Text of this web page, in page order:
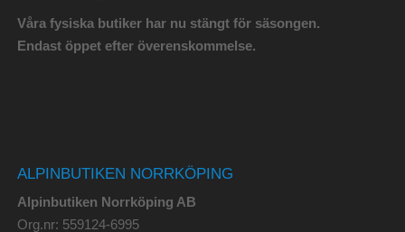
Våra fysiska butiker har nu stängt för säsongen.
Endast öppet efter överenskommelse.
ALPINBUTIKEN NORRKÖPING
Alpinbutiken Norrköping AB
Org.nr: 559124-6995